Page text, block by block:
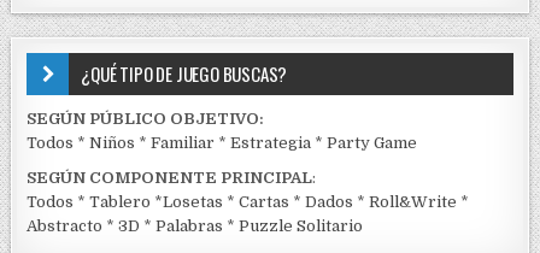
¿QUÉ TIPO DE JUEGO BUSCAS?
SEGÚN PÚBLICO OBJETIVO:
Todos *Niños *Familiar *Estrategia *Party Game
SEGÚN COMPONENTE PRINCIPAL:
Todos *Tablero *Losetas *Cartas *Dados *Roll&Write *
Abstracto *3D *Palabras *Puzzle Solitario